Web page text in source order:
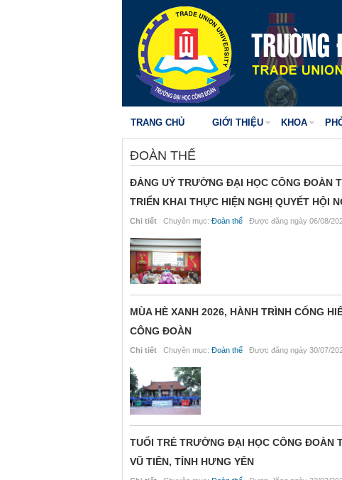
TRANG CHỦ GIỚI THIỆU KHOA
ĐOÀN THỂ
ĐẢNG UỶ TRƯỜNG ĐẠI HỌC CÔNG ĐOÀN
TRIỂN KHAI THỰC HIỆN NGHỊ QUYẾT HỘI
Chi tiết Chuyên mục: Đoàn thể Được đăng ngày 06/08/
MÙA HÈ XANH 2026, HÀNH TRÌNH CỐNG
CÔNG ĐOÀN
Chi tiết Chuyên mục: Đoàn thể Được đăng ngày 30/07/
TUỔI TRẺ TRƯỜNG ĐẠI HỌC CÔNG ĐOÀN
VŨ TIÊN, TỈNH HƯNG YÊN